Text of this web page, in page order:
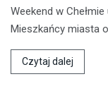
Weekend w
Mieszkańcy miasta
Czytaj dalej